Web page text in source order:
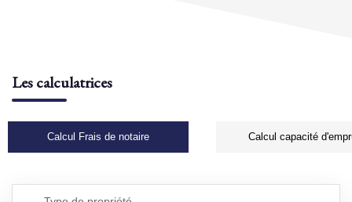
Les calculatrices
Calcul Frais de notaire Calcul capacité